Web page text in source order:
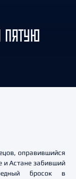
ПЯТУЮ
оправившийся
и Астане забивший
бросок в